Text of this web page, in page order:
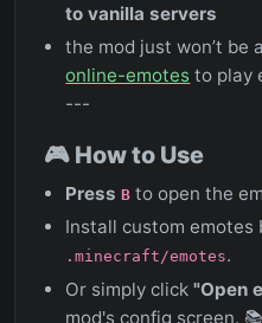
to vanilla servers
the mod just won’t be
online-emotes to play
---
🎮 How to Use
PressB to open the
Install custom emotes
.minecraft/emotes.
Or simply click"Open
mod's config screen.